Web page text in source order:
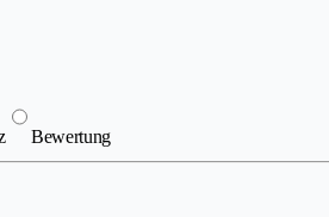
Bewertung